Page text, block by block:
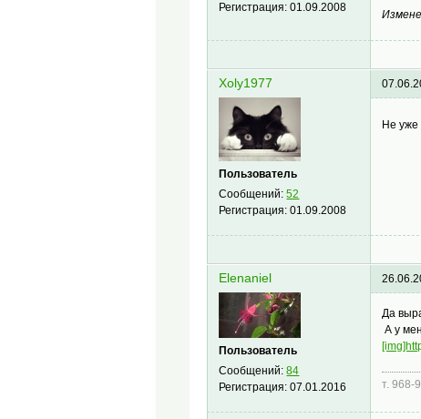
Регистрация:01.09.2008
Xoly1977
Пользователь
Сообщений:52
Регистрация:01.09.2008
Не уже
Elenaniel
Пользователь
Сообщений:84
Регистрация:07.01.2016
Да
А у
т. 968-